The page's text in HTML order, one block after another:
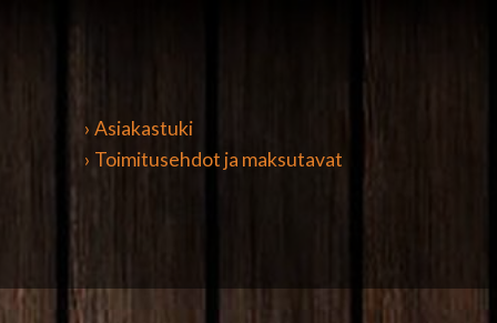
› Asiakastuki
› Toimitusehdot ja maksutavat